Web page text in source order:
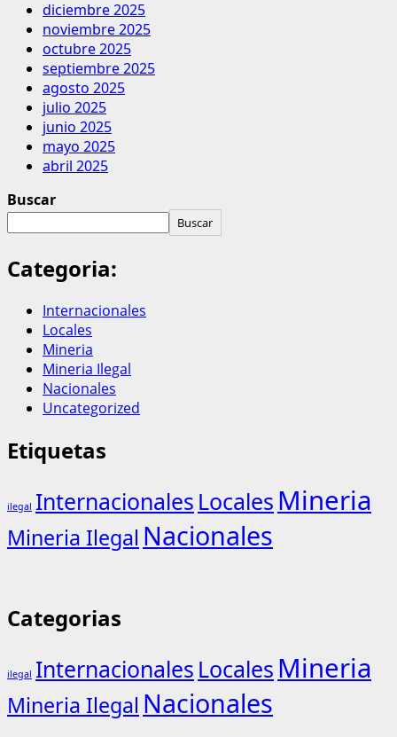
diciembre 2025
noviembre 2025
octubre 2025
septiembre 2025
agosto 2025
julio 2025
junio 2025
mayo 2025
abril 2025
Buscar
Buscar
Categoria:
Internacionales
Locales
Mineria
Mineria Ilegal
Nacionales
Uncategorized
Etiquetas
ilegal Internacionales Locales Mineria
Mineria Ilegal Nacionales
Categorias
ilegal Internacionales Locales Mineria
Mineria Ilegal Nacionales